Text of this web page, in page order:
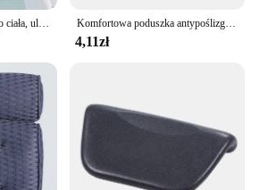
Komfortowa poduszka antypoślizgowa na szyję i plecy Poduszka do wanny z hydromasażem Miękki zagłówek Masaż Przyssawka Poduszka do wanny z hydromasażem Akcesorium
4,11zł